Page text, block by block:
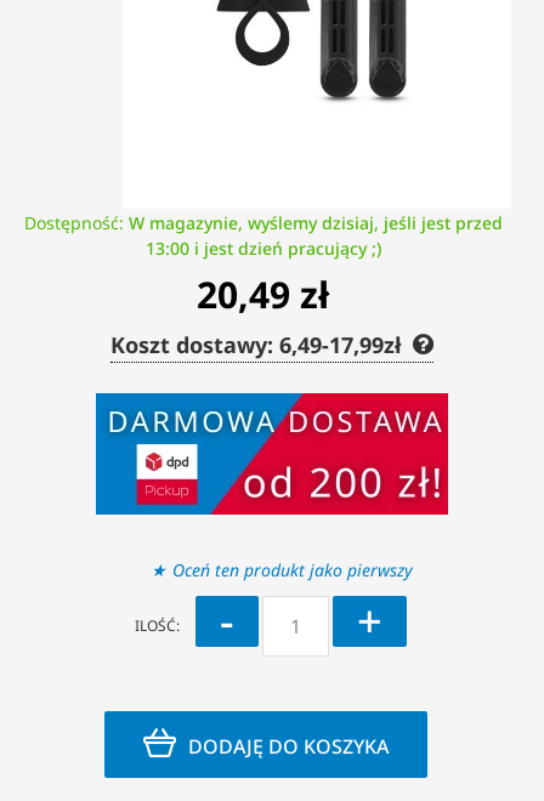
Dostępność: W magazynie, wyślemy dzisiaj, jeśli jest przed
13:00 i jest dzień pracujący ;)
20,49 zł
Koszt dostawy: 6,49-17,99zł
Oceń ten produkt jako pierwszy
ILOŚĆ: - +
DODAJĘ DO KOSZYKA